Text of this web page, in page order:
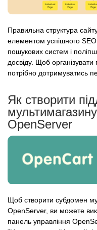
Правильна структура
елементом успішного
пошукових систем і
досвіду. Щоб організувати
потрібно дотримуватись
Як створити
OpenServer
Щоб створити субдомен
OpenServer, ви можете
панель управління